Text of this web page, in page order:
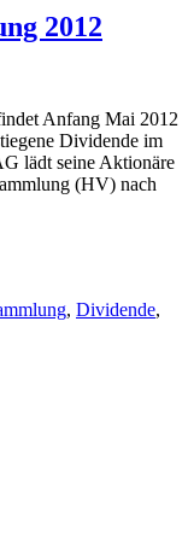
2012
Anfang Mai 2012
Dividende im
lädt seine Aktionäre
(HV) nach
, Dividende,